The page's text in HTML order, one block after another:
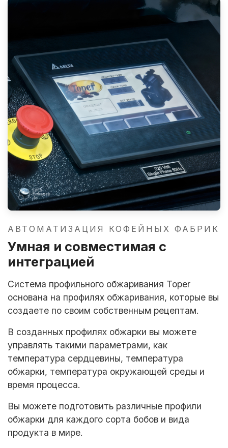
АВТОМАТИЗАЦИЯ КОФЕЙНЫХ ФАБРИК
Умная и совместимая с
интеграцией
Система профильного обжаривания Toper
основана на профилях обжаривания, которые вы
создаете по своим собственным рецептам.
В созданных профилях обжарки вы можете
управлять такими параметрами, как
температура сердцевины, температура
обжарки, температура окружающей среды и
время процесса.
Вы можете подготовить различные профили
обжарки для каждого сорта бобов и вида
продукта в мире.